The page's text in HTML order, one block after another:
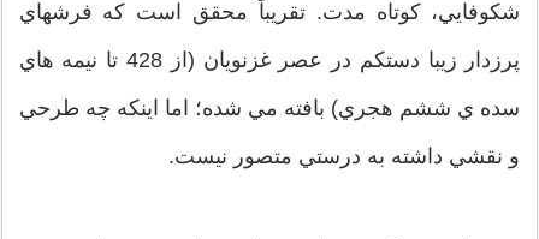
شكوفايي، كوتاه مدت. تقريباً محقق است كه فرشهاي
پرزدار زيبا دستکم در عصر غزنويان (از 428 تا نيمه هاي
سده ي ششم هجري) بافته مي شده؛ اما اينكه چه طرحي
و نقشي داشته به درستي متصور نيست.